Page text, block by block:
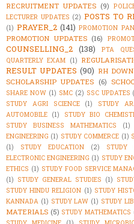
RECRUITMENT UPDATES (9)
LECTURER UPDATES (2) POSTS TO
(1) PRAYER_2 (141) PROMOTION
PROMOTION UPDATES (16)
COUNSELLING_2 (138) PTA
QUARTERLY EXAM (1)
RESULT UPDATES (90) RH
SCHOLARSHIP UPDATES (6)
SHARE NOW (1) SMC (2) SSC UPDATES
STUDY AGRI SCIENCE
(1) STUDY
AUTOMOBILE (1) STUDY BIO
STUDY BUSINESS MATHEMATICS (1)
ENGINEERING (1) STUDY COMMERCE (1)
(1)
STUDY EDUCATION (2) STUDY
ELECTRONIC ENGINEERING (1) STUDY
ETHICS (1) STUDY FOOD SERVICE
(1) STUDY GENERAL STUDIES (1)
STUDY HINDU RELIGION (1) STUDY
KANNADA (1) STUDY LAW (1) STUDY
MATERIALS (5) STUDY MATHEMATICS